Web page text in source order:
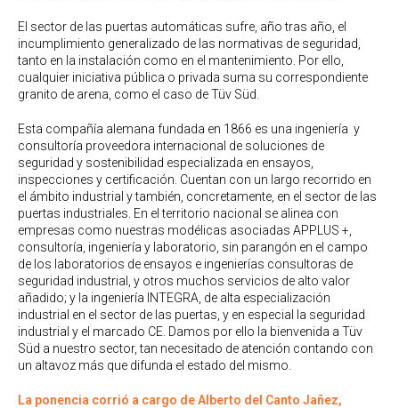
El sector de las puertas automáticas sufre, año tras año, el
incumplimiento generalizado de las normativas de seguridad,
tanto en la instalación como en el mantenimiento. Por ello,
cualquier iniciativa pública o privada suma su correspondiente
granito de arena, como el caso de Tüv Süd.
Esta compañía alemana fundada en 1866 es una ingeniería y
consultoría proveedora internacional de soluciones de
seguridad y sostenibilidad especializada en ensayos,
inspecciones y certificación. Cuentan con un largo recorrido en
el ámbito industrial y también, concretamente, en el sector de las
puertas industriales. En el territorio nacional se alinea con
empresas como nuestras modélicas asociadas APPLUS +,
consultoría, ingeniería y laboratorio, sin parangón en el campo
de los laboratorios de ensayos e ingenierías consultoras de
seguridad industrial, y otros muchos servicios de alto valor
añadido; y la ingeniería INTEGRA, de alta especialización
industrial en el sector de las puertas, y en especial la seguridad
industrial y el marcado CE. Damos por ello la bienvenida a Tüv
Süd a nuestro sector, tan necesitado de atención contando con
un altavoz más que difunda el estado del mismo.
La ponencia corrió a cargo de Alberto del Canto Jañez,